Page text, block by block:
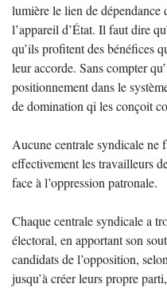
lumière le lien de dépendance
l’appareil d’État. Il faut dire
qu’ils profitent des bénéfices
leur accorde. Sans compter
positionnement dans le
de domination qi les conçoit
Aucune centrale syndicale ne
effectivement les travailleurs
face à l’oppression patronale.
Chaque centrale syndicale a
électoral, en apportant son
candidats de l’opposition,
jusqu’à créer leurs propre